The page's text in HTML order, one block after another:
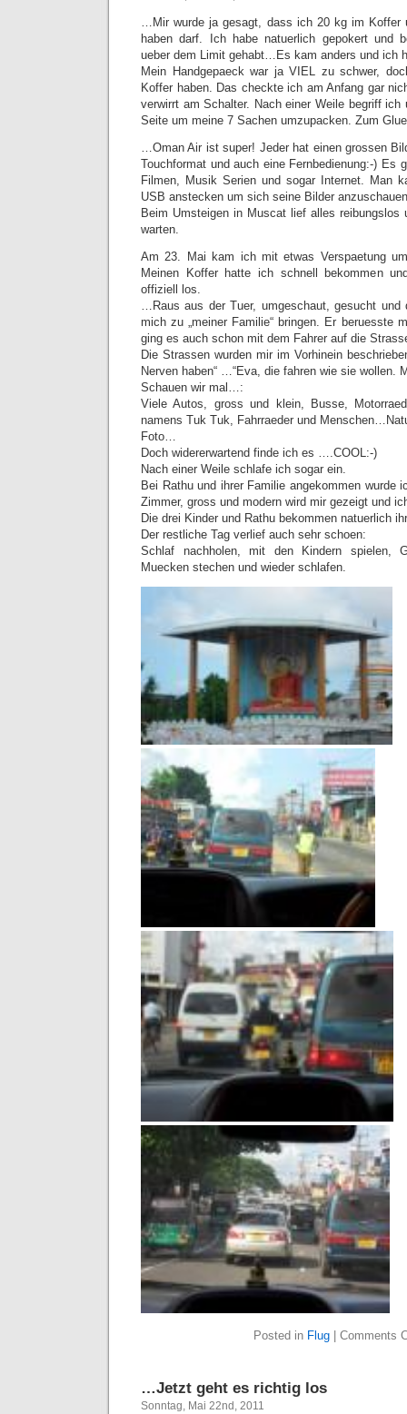
…Mir wurde ja gesagt, dass ich 20 kg im Koffer
haben darf. Ich habe natuerlich gepokert und
ueber dem Limit gehabt…Es kam anders und ich
Mein Handgepaeck war ja VIEL zu schwer,
Koffer haben. Das checkte ich am Anfang gar
verwirrt am Schalter. Nach einer Weile begriff
Seite um meine 7 Sachen umzupacken. Zum
…Oman Air ist super! Jeder hat einen grossen
Touchformat und auch eine Fernbedienung:-) Es
Filmen, Musik Serien und sogar Internet. Man
USB anstecken um sich seine Bilder
Beim Umsteigen in Muscat lief alles
warten.
Am 23. Mai kam ich mit etwas Verspaetung
Meinen Koffer hatte ich schnell bekommen
offiziell los.
…Raus aus der Tuer, umgeschaut, gesucht und
mich zu „meiner Familie“ bringen. Er beruesste
ging es auch schon mit dem Fahrer auf die
Die Strassen wurden mir im Vorhinein
Nerven haben“ …“Eva, die fahren wie sie wollen.
Schauen wir mal…:
Viele Autos, gross und klein, Busse,
namens Tuk Tuk, Fahrraeder und
Foto…
Doch widererwartend finde ich es ….COOL:-)
Nach einer Weile schlafe ich sogar ein.
Bei Rathu und ihrer Familie angekommen wurde
Zimmer, gross und modern wird mir gezeigt und
Die drei Kinder und Rathu bekommen natuerlich
Der restliche Tag verlief auch sehr schoen:
Schlaf nachholen, mit den Kindern spielen,
Muecken stechen und wieder schlafen.
Posted in Flug Comments
…Jetzt geht es richtig los
Sonntag, Mai 22nd, 2011